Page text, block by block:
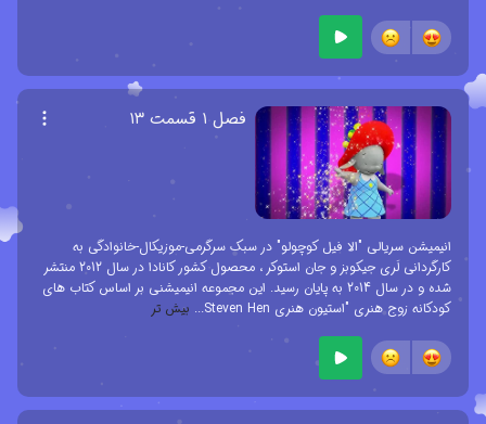
فصل ۱ قسمت ۱۳
انیمیشن سریالی "الا فیل کوچولو" در سبک سرگرمی-موزیکال-خانوادگی به
کارگردانی لَری جیکوبز و جان استوکر ، محصول کشور کانادا در سال 2012 منتشر
شده و در سال 2014 به پایان رسید. این مجموعه انیمیشنی بر اساس کتاب های
کودکانه زوج هنری "استیون هنری Steven Hen
... بیش تر